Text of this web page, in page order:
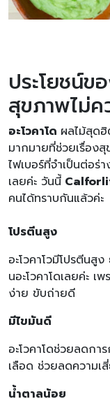
ประโยชน์ข
สุขภาพไม่ค
อะโวคาโด ผลไม้สุด
มากมายที่ช่วยเรื่อง
ไฟเบอร์ที่จำเป็นต่อ
เลยค่ะ วันนี้
คนได้ทราบกันแล้วค่ะ
โปรตีนสูง
อะโวคาโวมีโปรตีนสู
นอะโวคาโดเลยค่ะ เ
ง่าย ขับถ่ายดี
มีไขมันดี
อะโวคาโดช่วยลดก
เลือด ช่วยลดความเ
น้ำตาลน้อย